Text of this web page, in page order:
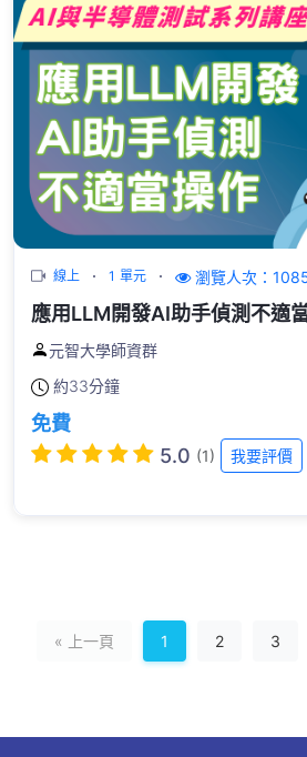
線上 1 單元 瀏覽人次：
應用LLM開發AI助手偵測不適
元智大學師資群
約33分鐘
免費
5.0 (1) 我要評價
« 上一頁 1 2 3